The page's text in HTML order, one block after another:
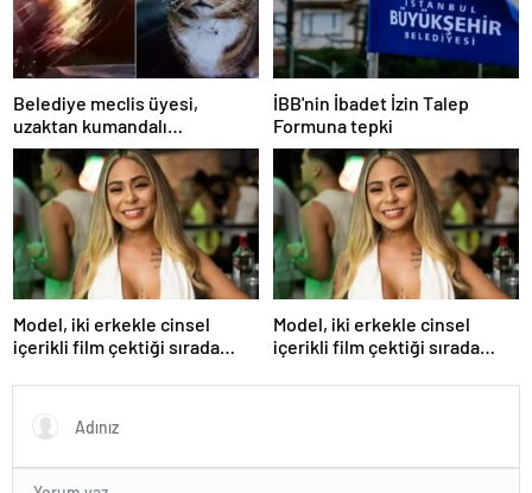
Belediye meclis üyesi,
uzaktan kumandalı
patlayıcıyla kediyi havaya
uçurmaya çalıştı
İBB'nin İbadet İzin Talep
Formuna tepki
Model, iki erkekle cinsel
içerikli film çektiği sırada
kaybetti
Model, iki erkekle cinsel
içerikli film çektiği sırada
kaybetti